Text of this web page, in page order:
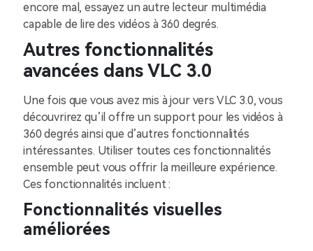
encore mal, essayez un autre lecteur multimédia
capable de lire des vidéos à 360 degrés.
Autres fonctionnalités
avancées dans VLC 3.0
Une fois que vous avez mis à jour vers VLC 3.0, vous
découvrirez qu’il offre un support pour les vidéos à
360 degrés ainsi que d’autres fonctionnalités
intéressantes. Utiliser toutes ces fonctionnalités
ensemble peut vous offrir la meilleure expérience.
Ces fonctionnalités incluent :
Fonctionnalités visuelles
améliorées